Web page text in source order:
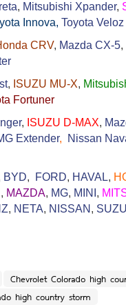
, Mitsubishi Xpander,
Innova, Toyota Veloz
CRV, Mazda CX-5,
, ISUZU MU-X,
Fortuner
, ISUZU D-MAX,
Extender, Nissan
BYD, FORD, HAVAL,
, MAZDA, MG, MINI ,
, NETA, NISSAN ,
Chevrolet Colorado high
high country storm